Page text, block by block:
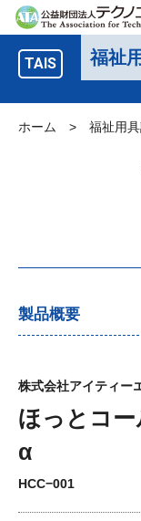
TAIS 福祉
ホーム > 福祉用
製品概要
株式会社アイティー
ほっとコ
α
HCC−001